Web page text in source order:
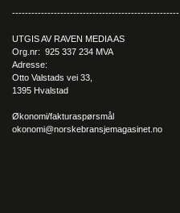
----------------------------------------------------
UTGIS AV RAVEN MEDIA AS
Org.nr: 925 337 234 MVA
Adresse:
Otto Valstads vei 33,
1395 Hvalstad
Økonomi/fakturaspørsmål
okonomi@norskebransjemagasinet.no